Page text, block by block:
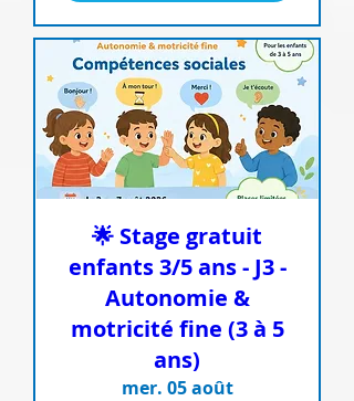
🌟 Stage gratuit
enfants 3/5 ans - J3 -
Autonomie &
motricité fine (3 à 5
ans)
mer. 05 août